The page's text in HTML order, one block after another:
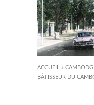
ACCUEIL »
BÂTISSEUR DU